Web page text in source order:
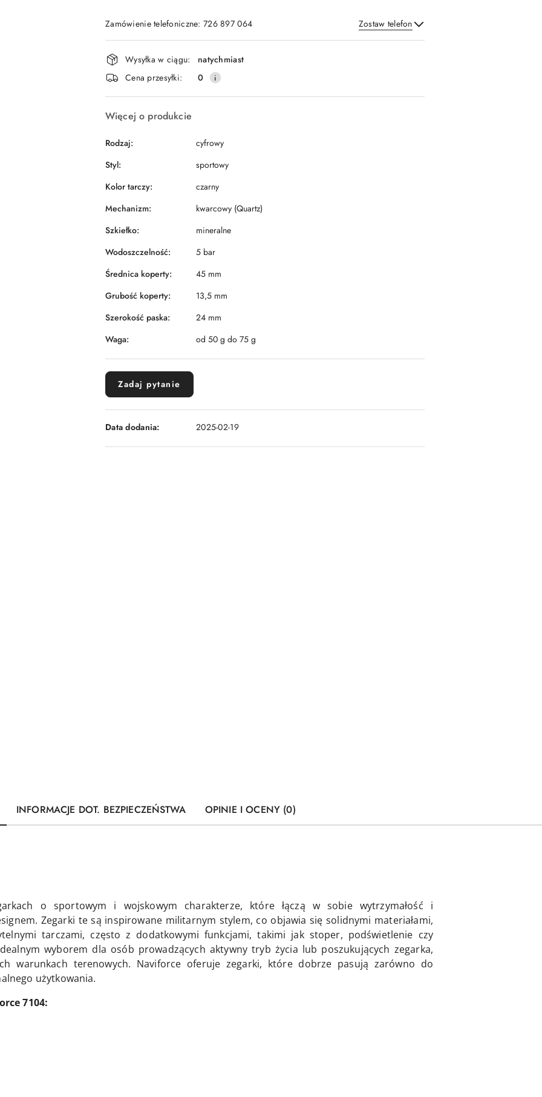
Zamówienie telefoniczne: 726 897 064 Zostaw telefon
Wyślij
Dostępność
i
dostawa
Wysyłka w ciągu:
natychmiast
Cena przesyłki:
0
Więcej o produkcie
Rodzaj:
cyfrowy
Styl:
sportowy
Kolor tarczy:
czarny
Mechanizm:
kwarcowy (Quartz)
Szkiełko:
mineralne
Wodoszczelność:
5 bar
Średnica koperty:
45 mm
Grubość koperty:
13,5 mm
Szerokość paska:
24 mm
Waga:
od 50 g do 75 g
Zadaj pytanie
Data dodania: 2025-02-19
INFORMACJE DOT. BEZPIECZEŃSTWA OPINIE I OCENY (0)
o sportowym i wojskowym charakterze, które łączą w sobie wytrzymałość i
Zegarki te są inspirowane militarnym stylem, co objawia się solidnymi materiałami,
tarczami, często z dodatkowymi funkcjami, takimi jak stoper, podświetlenie czy
wyborem dla osób prowadzących aktywny tryb życia lub poszukujących zegarka,
warunkach terenowych. Naviforce oferuje zegarki, które dobrze pasują zarówno do
użytkowania.
7104: